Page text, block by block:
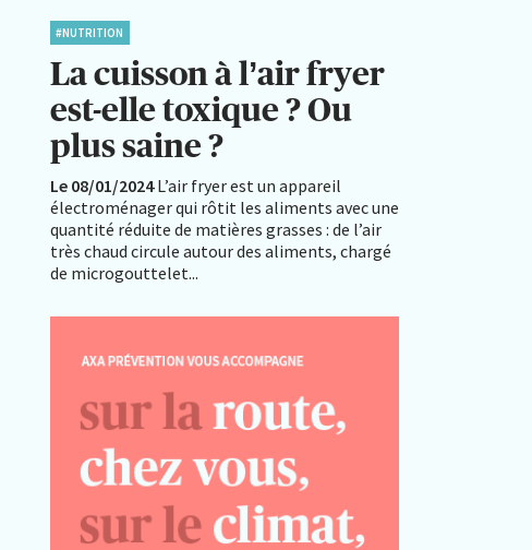
#NUTRITION
La cuisson à l’air fryer
est-elle toxique ? Ou
plus saine ?
Le 08/01/2024 L’air fryer est un appareil
électroménager qui rôtit les aliments avec une
quantité réduite de matières grasses : de l’air
très chaud circule autour des aliments, chargé
de microgouttelet...